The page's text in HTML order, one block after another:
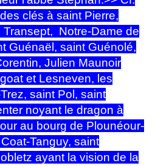
clés à saint Pierre,
Notre-Dame de
Guénaël, saint Guénolé,
Julien Maunoir
et Lesneven, les
saint Pol, saint
noyant le dragon à
au bourg de Plounéour-
Tanguy, saint
ayant la vision de la